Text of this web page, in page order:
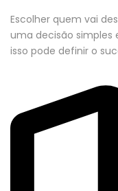
Escolher quem vai
uma decisão simples
isso pode definir o